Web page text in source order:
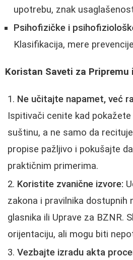
upotrebu, znak
Psihofizičke i
Klasifikacija, mere
Koristan Saveti za Pripremu
Ne učitajte napamet, već
Ispitivači cenite kad
suštinu, a ne samo da
propise pažljivo i pokušajte
praktičnim primerima.
Koristite zvanične izvore:
zakona i pravilnika dostupnih
glasnika ili Uprave za BZNR.
orijentaciju, ali mogu biti
Vezbajte izradu akta